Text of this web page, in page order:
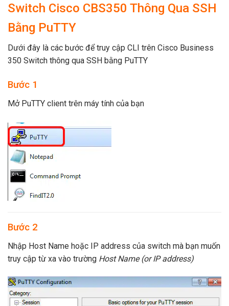
Switch Cisco CBS350 Thông Qua SSH
Bằng PuTTY
Dưới đây là các bước để truy cập CLI trên Cisco Business
350 Switch thông qua SSH bằng PuTTY
Bước 1
Mở PuTTY client trên máy tính của bạn
Bước 2
Nhập Host Name hoặc IP address của switch mà bạn muốn
truy cập từ xa vào trường Host Name (or IP address)